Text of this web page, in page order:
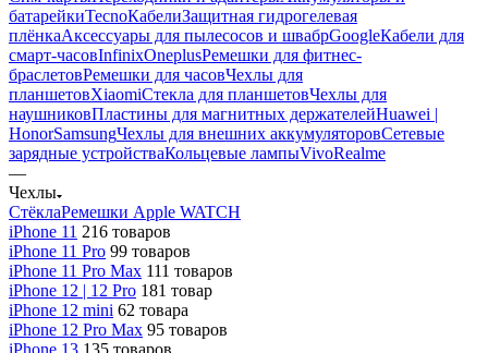
батарейкиTecnoКабелиЗащитная гидрогелевая
плёнкаАксессуары для пылесосов и швабрGoogleКабели для
смарт-часовInfinixOneplusРемешки для фитнес-
браслетовРемешки для часовЧехлы для
планшетовXiaomiСтекла для планшетовЧехлы для
наушниковПластины для магнитных держателейHuawei |
HonorSamsungЧехлы для внешних аккумуляторовСетевые
зарядные устройстваКольцевые лампыVivoRealme
—
Чехлы
СтёклаРемешки Apple WATCH
iPhone 11 216 товаров
iPhone 11 Pro 99 товаров
iPhone 11 Pro Max 111 товаров
iPhone 12 | 12 Pro 181 товар
iPhone 12 mini 62 товара
iPhone 12 Pro Max 95 товаров
iPhone 13 135 товаров